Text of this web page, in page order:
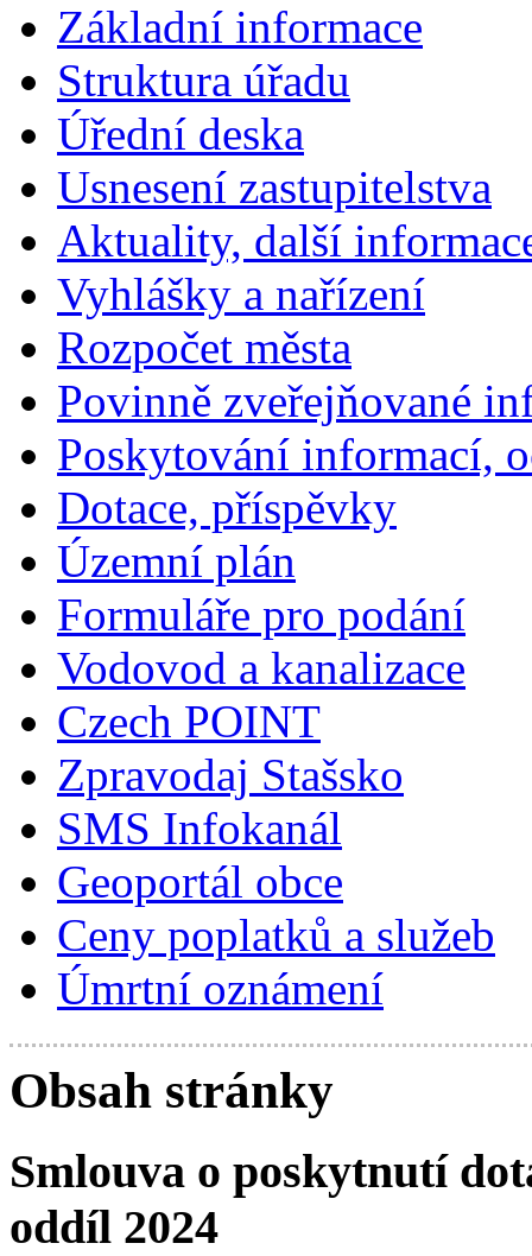
Základní informace
Struktura úřadu
Úřední deska
Usnesení zastupitelstva
Aktuality, další
Vyhlášky a nařízení
Rozpočet města
Povinně zveřejňované
Poskytování informací,
Dotace, příspěvky
Územní plán
Formuláře pro podání
Vodovod a kanalizace
Czech POINT
Zpravodaj Stašsko
SMS Infokanál
Geoportál obce
Ceny poplatků a služeb
Úmrtní oznámení
Obsah stránky
Smlouva o poskytnutí
oddíl 2024